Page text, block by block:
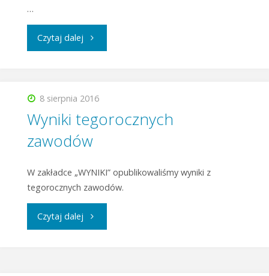
…
Czytaj dalej
8 sierpnia 2016
Wyniki tegorocznych
zawodów
W zakładce „WYNIKI” opublikowaliśmy wyniki z
tegorocznych zawodów.
Czytaj dalej